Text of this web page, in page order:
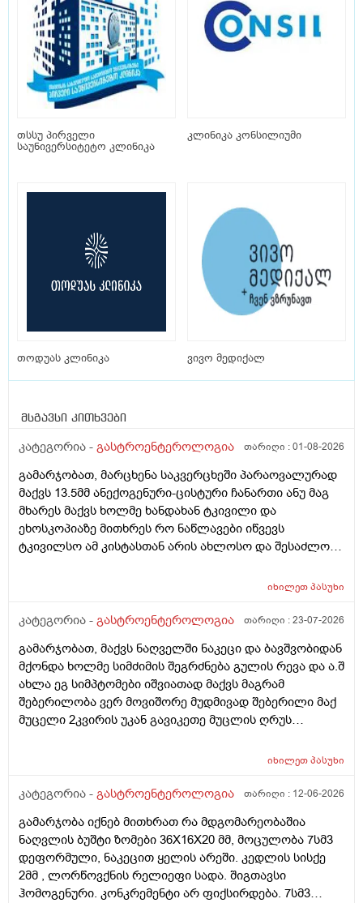
თსსუ პირველი
საუნივერსიტეტო კლინიკა
კლინიკა კონსილიუმი
თოდუას კლინიკა ვივო მედიქალ
მსგავსი კითხვები
კატეგორია - გასტროენტეროლოგია თარიღი :01-08-2026
გამარჯობათ, მარცხენა საკვერცხეში პარაოვალურად
მაქვს 13.5მმ ანექოგენური-ცისტური ჩანართი ანუ მაგ
მხარეს მაქვს ხოლმე ხანდახან ტკივილი და
ეხოსკოპიაზე მითხრეს რო ნაწლავები იწვევს
ტკივილსო ამ კისტასთან არის ახლოსო და შესაძლოა
შებერილობა მაწუხებს მუდმივად და ნამდვილად მაგის
ცოტა შევიმსუბუქო მდგომარეობა ან ვარჯიშით ან
მივალ.ძლიერი ტკივილები არ მაქვს. მადლობა დიდი
იხილეთპასუხი
კატეგორია - გასტროენტეროლოგია თარიღი :23-07-2026
გამარჯობათ, მაქვს ნაღველში ნაკეცი და ბავშვობიდან
მქონდა ხოლმე სიმძიმის შეგრძნება გულის რევა და ა.შ
ახლა ეგ სიმპტომები იშვიათად მაქვს მაგრამ
შებერილობა ვერ მოვიშორე მუდმივად შებერილი მაქ
მუცელი 2კვირის უკან გავიკეთე მუცლის ღრუს
ნაწლავის შებერილობა გამოჩნდა მაგრამ მუცლის ხან
და ხანდახან უფრო ამოსუნთვაზე.შესაძლოა სტრესის
ვუმკურნალო ამ შებერილობას და ნაზლავების რაიმე
დაზიანება რომ ყოფილიყო ეხოსკოპიაზე ხომ
გამოჩნდებოდა.მადლობა დიდი
იხილეთპასუხი
კატეგორია - გასტროენტეროლოგია თარიღი : 12-06-2026
გამარჯობა იქნებ მითხრათ რა მდგომარეობაშია
ნაღვლის ბუშტი ზომები 36X16X20 მმ, მოცულობა 7სმ3
დეფორმული, ნაკეცით ყელის არეში. კედლის სისქე
2მმ , ლორწოვქნის რელიეფი სადა. შიგთავსი
ჰომოგენური. კონკრემენტი არ ფიქსირდება. 7სმ3